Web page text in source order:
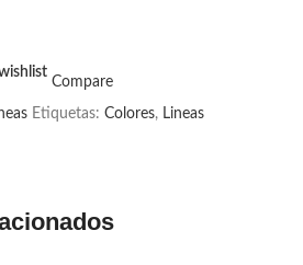
Compare
Etiquetas: Colores, Lineas